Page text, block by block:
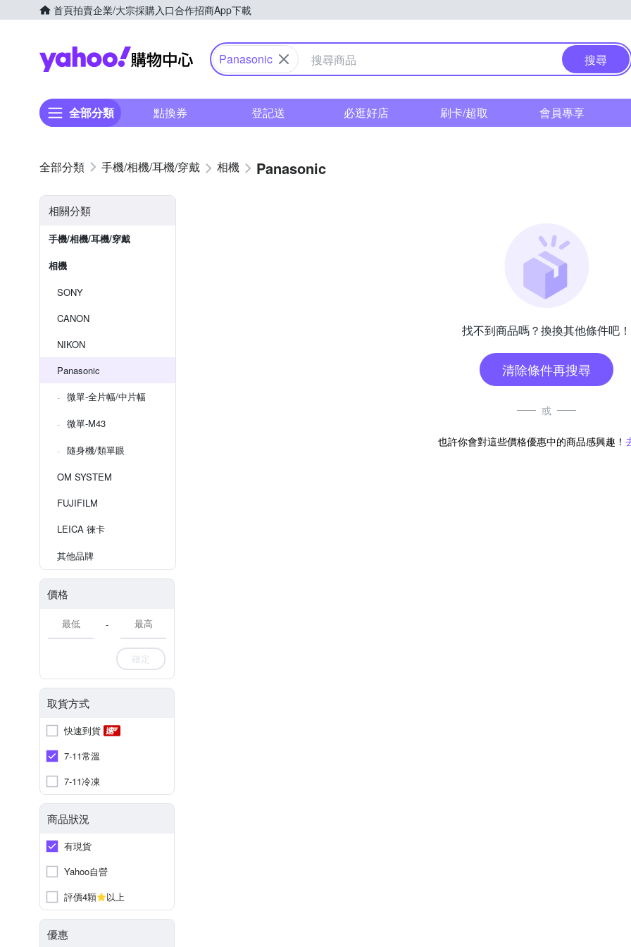
首頁拍賣企業/大宗採購入口合作招商App下載
Yahoo購物中心
Panasonic 搜尋
全部分類 點換券 登記送 必逛好店 刷卡/超取 會員專享
手機/相機/耳機/穿戴 相機 Panasonic
相關分類
手機/相機/耳機/穿戴
相機
SONY
CANON
NIKON
Panasonic
微單-全片幅/中片幅
微單-M43
隨身機/類單眼
OM SYSTEM
FUJIFILM
LEICA 徠卡
其他品牌
價格
-
確定
取貨方式
快速到貨
7-11常溫
7-11冷凍
商品狀況
有現貨
Yahoo自營
評價4顆
以上
優惠
找不到商品嗎？換換其他條件吧！
清除條件再搜尋
或
也許你會對這些價格優惠中的商品感興趣！